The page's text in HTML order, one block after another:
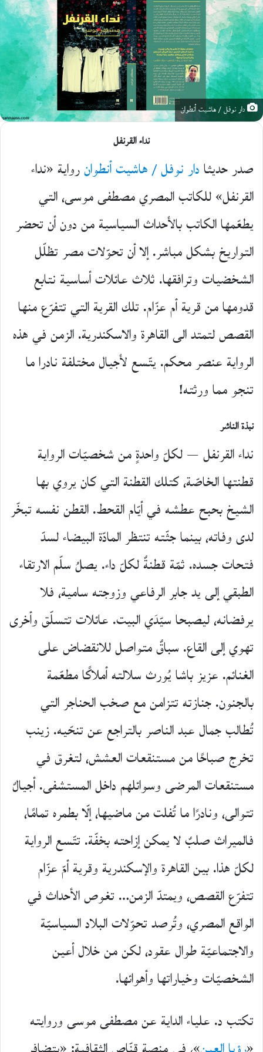
دار نوفل / هاشيت أنطوان
نداء القرنفل
صدر حديثادار نوفل / هاشيت أنطوانرواية «نداء
القرنفل» للكاتب المصري مصطفى موسى، التي
يطعّمها الكاتب بالأحداث السياسية من دون أن تحضر
التواريخ بشكل مباشر. إلا أن تحوّلات مصر تظلّل
الشخضيات وترافقها. ثلاث عائلات أساسية نتابع
قدومها من قرية أم عزّام. تلك القرية التي تتفرّع منها
القصص لتمتد الى القاهرة والاسكندرية. الزمن في هذه
الرواية عنصر محكم. يتّسع لأجيال مختلفة نادرا ما
تنجو مما ورثته!
نبذة الناشر
نداء القرنفل — لكلّ واحدةٍ من شخصيّات الرواية
قطنتها الخاصّة، كتلك القطنة التي كان يروي بها
الشيخ بحبح عطشه في أيّام القحط. القطن نفسه تبخّر
لدى وفاته، بينما جثّته تنتظر المادّة البيضاء لسدّ
فتحات جسده. ثمّة قطنةٌ لكلّ داء. يصلُ سلّم الارتقاء
الطبقي إلى يد جابر الرفاعي وزوجته سامية، فلا
يرفضانه، ليصبحا سيّدَي البيت. عائلات تتسلّق وأخرى
تهوي إلى القاع. سباقٌ متواصل للانقضاض على
الغنائم. عزيز باشا يُورث سلالته أملاكًا مطعّمة
بالجنون. جنازته تتزامن مع صخب الحناجر التي
تُطالب جمال عبد الناصر بالتراجع عن تنحّيه. زينب
تخرج صباحًا من مستنقعات العشش، لتغرق في
مستنقعات المرضى وسوائلهم داخل المستشفى. أجيالٌ
تتوالى، ونادرًا ما تُفلت من ماضيها، إلّا بطمره تمامًا،
فالميراث صلبٌ لا يمكن إزاحته بخفّة. تتّسع الرواية
لكلّ هذا. بين القاهرة والإسكندرية وقرية أمّ عزّام
تتفرّع القصص، ويمتدّ الزمن… تغوص الأحداث في
الواقع المصري، وتُرصد تحوّلات البلاد السياسيّة
والاجتماعيّة طوال عقود، لكن من خلال أعين
الشخصيّات وخياراتها وأهوائها.
تكتب د. علياء الداية عن مصطفى موسى وروايته